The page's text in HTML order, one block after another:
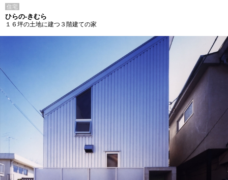
住宅
ひらの-きむら
１６坪の土地に建つ３階建ての家